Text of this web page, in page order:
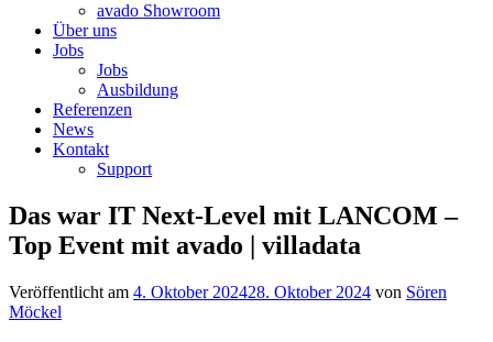
avado Showroom
Über uns
Jobs
Jobs
Ausbildung
Referenzen
News
Kontakt
Support
Das war IT Next-Level mit LANCOM –
Top Event mit avado | villadata
Veröffentlicht am 4. Oktober 202428. Oktober 2024 von Sören
Möckel